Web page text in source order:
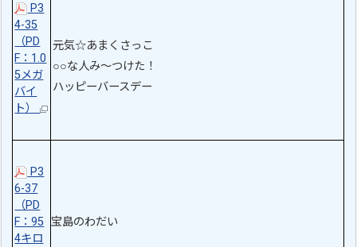
P3
4-35
（PD
F：1.0
5メガ
バイ
ト）
元気☆あまくさっこ
○○な人み～つけた！
ハッピーバースデー
P3
6-37
（PD
F：95
4キロ
宝島のわだい